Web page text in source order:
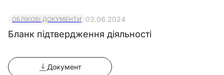
ОБЛІКОВІ ДОКУМЕНТИ 03.06.2024
Бланк підтвердження діяльності
Документ